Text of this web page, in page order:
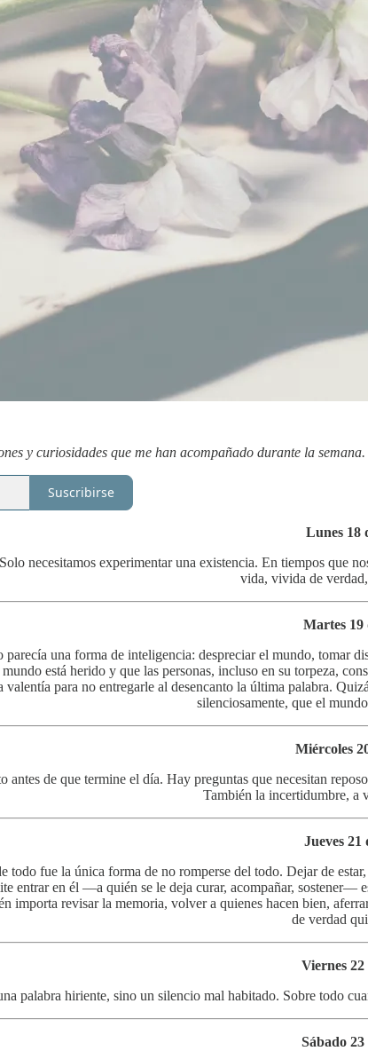
y curiosidades que me han acompañado durante la
Suscribirse
Lunes 18
necesitamos experimentar una existencia. En tiempos que
vida, vivida de
Martes 19
una forma de inteligencia: despreciar el mundo, tomar
está herido y que las personas, incluso en su torpeza,
para no entregarle al desencanto la última palabra.
silenciosamente, que el
Miércoles
antes de que termine el día. Hay preguntas que necesitan
También la incertidumbre, a
Jueves 21
todo fue la única forma de no romperse del todo. Dejar de
entrar en él —a quién se le deja curar, acompañar, sostener—
importa revisar la memoria, volver a quienes hacen bien,
de verdad
Viernes 22
palabra hiriente, sino un silencio mal habitado. Sobre todo
Sábado 23